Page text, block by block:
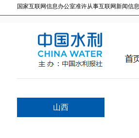
国家互联网信息办公室准许从事互联网新闻信
山西